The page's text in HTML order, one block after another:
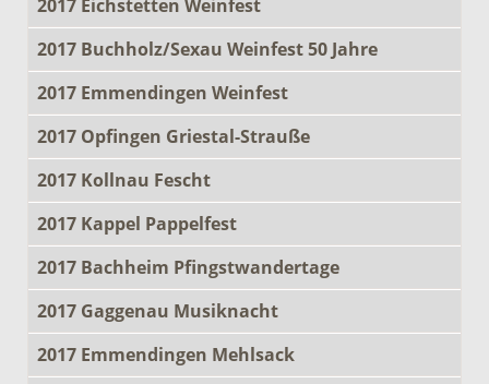
2017 Eichstetten Weinfest
2017 Buchholz/Sexau Weinfest 50 Jahre
2017 Emmendingen Weinfest
2017 Opfingen Griestal-Strauße
2017 Kollnau Fescht
2017 Kappel Pappelfest
2017 Bachheim Pfingstwandertage
2017 Gaggenau Musiknacht
2017 Emmendingen Mehlsack